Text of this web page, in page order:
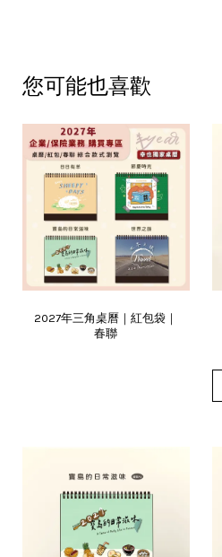
您可能也喜歡
2027年三角桌曆｜紅包袋｜
春聯